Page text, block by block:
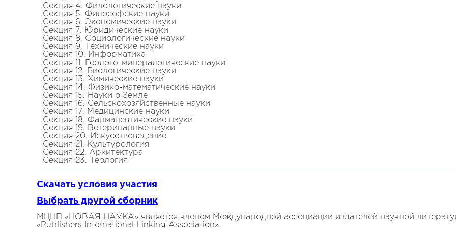
Секция 4. Филологические науки
Секция 5. Философские науки
Секция 6. Экономические науки
Секция 7. Юридические науки
Секция 8. Социологические науки
Секция 9. Технические науки
Секция 10. Информатика
Секция 11. Геолого-минералогические науки
Секция 12. Биологические науки
Секция 13. Химические науки
Секция 14. Физико-математические науки
Секция 15. Науки о Земле
Секция 16. Сельскохозяйственные науки
Секция 17. Медицинские науки
Секция 18. Фармацевтические науки
Секция 19. Ветеринарные науки
Секция 20. Искусствоведение
Секция 21. Культурология
Секция 22. Архитектура
Секция 23. Теология
Скачать условия участия
Выбрать другой сборник
МЦНП «НОВАЯ НАУКА» является членом Международной ассоциации издателей научной
«Publishers International Linking Association».